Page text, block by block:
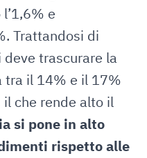
e
Trattandosi di
deve trascurare la
tra il 14% e il 17%
il che rende alto il
si pone in alto
rispetto alle